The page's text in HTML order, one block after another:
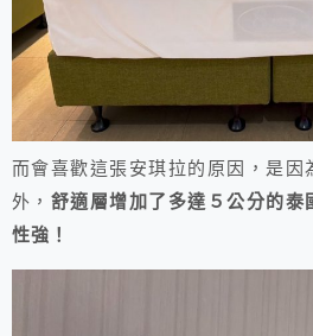
而會喜歡這張安琪拉的原因，是因
外， 舒適層增加了多達５公分的泰
性強！